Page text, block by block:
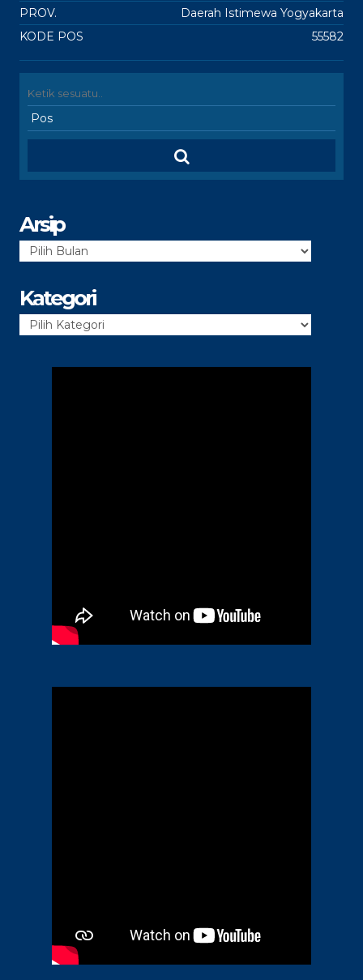
PROV.
Daerah Istimewa Yogyakarta
KODE POS
55582
Arsip
Arsip
Kategori
Kategori